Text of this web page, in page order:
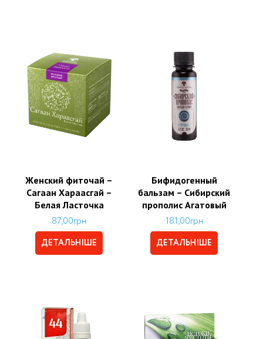
Женский фиточай –
Сагаан Хараасгай –
Белая Ласточка
87,00грн
ДЕТАЛЬНІШЕ
Бифидогенный
бальзам – Сибирский
прополис Агатовый
181,00грн
ДЕТАЛЬНІШЕ